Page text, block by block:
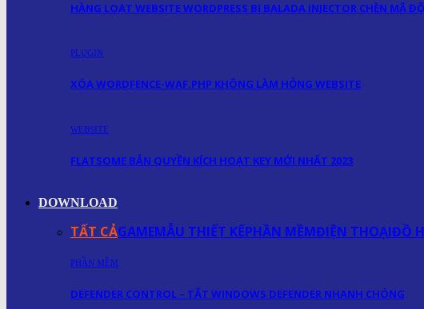
HÀNG LOẠT WEBSITE WORDPRESS BỊ BALADA INJECTOR CHÈN MÃ
PLUGIN
XÓA WORDFENCE-WAF.PHP KHÔNG LÀM HỎNG WEBSITE
WEBSITE
FLATSOME BẢN QUYỀN KÍCH HOẠT KEY MỚI NHẤT 2023
DOWNLOAD
TẤT CẢGAMEMẪU THIẾT KẾPHẦN MỀMĐIỆN THOẠIĐỒ
PHẦN MỀM
DEFENDER CONTROL – TẮT WINDOWS DEFENDER NHANH CHÓNG